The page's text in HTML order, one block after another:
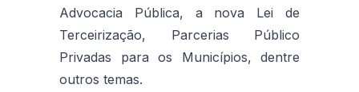
Advocacia Pública, a nova Lei de
Terceirização, Parcerias Público
Privadas para os Municípios, dentre
outros temas.